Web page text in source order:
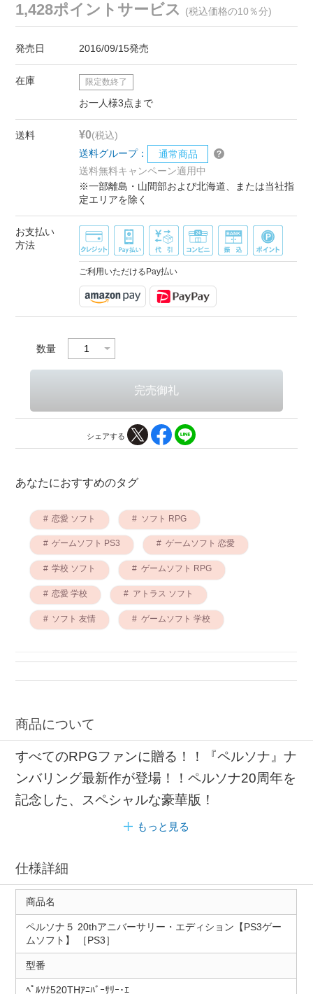
1,428ポイントサービス (税込価格の10％分)
発売日 2016/09/15発売
在庫 限定数終了
お一人様3点まで
送料 ¥0(税込)
送料グループ：
通常商品
送料無料キャンペーン適用中
※一部離島・山間部および北海道、または当社指
定エリアを除く
お支払い
方法
ご利用いただけるPay払い
数量
シェアする
あなたにおすすめのタグ
恋愛 ソフト ソフト RPG
ゲームソフト PS3 ゲームソフト 恋愛
学校 ソフト ゲームソフト RPG
恋愛 学校 アトラス ソフト
ソフト 友情 ゲームソフト 学校
商品について
すべてのRPGファンに贈る！！『ペルソナ』ナ
ンバリング最新作が登場！！ペルソナ20周年を
記念した、スペシャルな豪華版！
もっと見る
仕様詳細
商品名
ペルソナ５ 20thアニバーサリー・エディション【PS3ゲー
ムソフト】 ［PS3］
型番
ﾍﾟﾙｿﾅ520THｱﾆﾊﾞｰｻﾘｰ･ｴ